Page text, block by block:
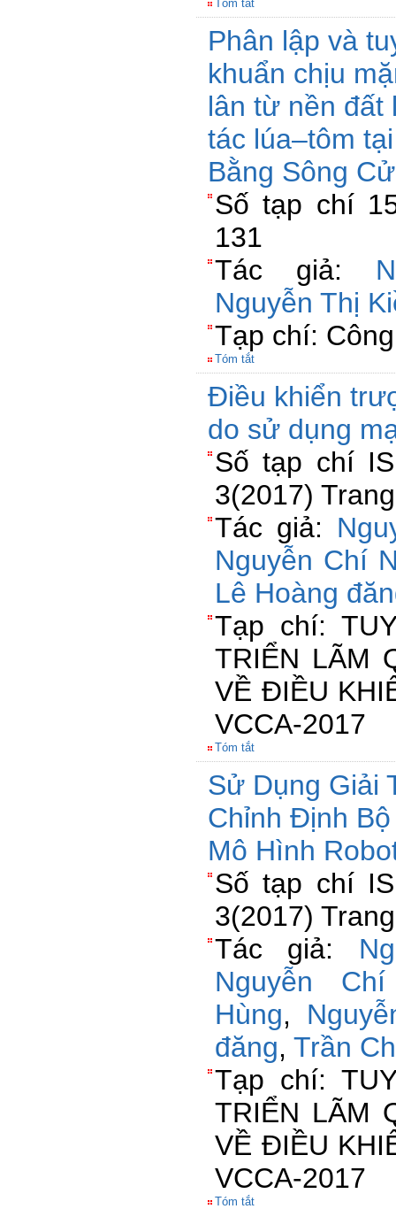
Tóm tắt
Phân lập và
khuẩn chịu
lân từ nền đất
tác lúa–tôm
Bằng Sông
Số tạp chí
131
Tác giả:
Nguyễn Thị
Tạp chí:
Tóm tắt
Điều khiển
do sử dụng
Số tạp chí
3(2017)
Tác giả:
Nguyễn Chí
Lê Hoàng
Tạp chí:
TRIỂN LÃM
VỀ ĐIỀU
VCCA-2017
Tóm tắt
Sử Dụng Giải
Chỉnh Định
Mô Hình
Số tạp chí
3(2017)
Tác giả:
Nguyễn
Hùng,
đăng, Trần
Tạp chí:
TRIỂN LÃM
VỀ ĐIỀU
VCCA-2017
Tóm tắt